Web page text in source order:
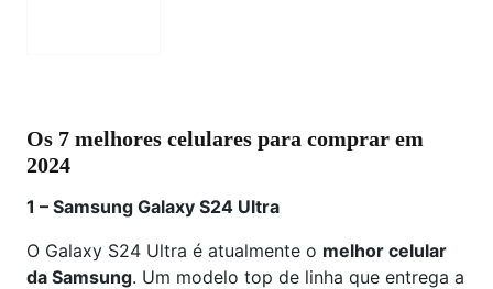
Os 7 melhores celulares para comprar em
2024
1 – Samsung Galaxy S24 Ultra
O Galaxy S24 Ultra é atualmente o melhor celular
da Samsung. Um modelo top de linha que entrega a